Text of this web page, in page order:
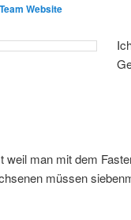
Team Website
man mit dem
müssen